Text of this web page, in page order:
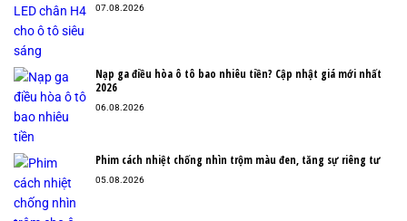
07.08.2026
Nạp ga điều hòa ô tô bao nhiêu tiền? Cập nhật giá mới nhất
2026
06.08.2026
Phim cách nhiệt chống nhìn trộm màu đen, tăng sự riêng tư
05.08.2026